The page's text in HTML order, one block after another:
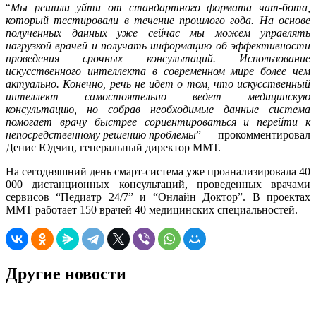
“Мы решили уйти от стандартного формата чат-бота,
который тестировали в течение прошлого года. На основе
полученных данных уже сейчас мы можем управлять
нагрузкой врачей и получать информацию об эффективности
проведения срочных консультаций. Использование
искусственного интеллекта в современном мире более чем
актуально. Конечно, речь не идет о том, что искусственный
интеллект самостоятельно ведет медицинскую
консультацию, но собрав необходимые данные система
помогает врачу быстрее сориентироваться и перейти к
непосредственному решению проблемы” — прокомментировал
Денис Юдчиц, генеральный директор ММТ.
На сегодняшний день смарт-система уже проанализировала 40
000 дистанционных консультаций, проведенных врачами
сервисов “Педиатр 24/7” и “Онлайн Доктор”. В проектах
ММТ работает 150 врачей 40 медицинских специальностей.
Другие новости